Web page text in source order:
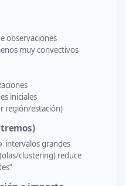
observaciones
muy convectivos
iniciales
región/estación)
intervalos grandes
clustering) reduce